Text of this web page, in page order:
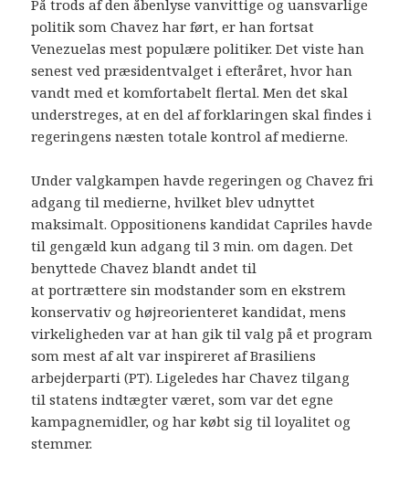
På trods af den åbenlyse vanvittige og uansvarlige
politik som Chavez har ført, er han fortsat
Venezuelas mest populære politiker. Det viste han
senest ved præsidentvalget i efteråret, hvor han
vandt med et komfortabelt flertal. Men det skal
understreges, at en del af forklaringen skal findes i
regeringens næsten totale kontrol af medierne.
Under valgkampen havde regeringen og Chavez fri
adgang til medierne, hvilket blev udnyttet
maksimalt. Oppositionens kandidat Capriles havde
til gengæld kun adgang til 3 min. om dagen. Det
benyttede Chavez blandt andet til
at portrættere sin modstander som en ekstrem
konservativ og højreorienteret kandidat, mens
virkeligheden var at han gik til valg på et program
som mest af alt var inspireret af Brasiliens
arbejderparti (PT). Ligeledes har Chavez tilgang
til statens indtægter været, som var det egne
kampagnemidler, og har købt sig til loyalitet og
stemmer.